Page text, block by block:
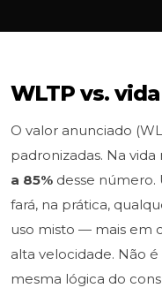
WLTP vs.
O valor anunciado
padronizadas. Na
a 85% desse número.
fará, na prática,
uso misto — mais em
alta velocidade. Não
mesma lógica do